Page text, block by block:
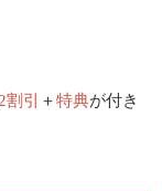
2割引 ＋特典が付き